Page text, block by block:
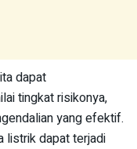
dapat
tingkat risikonya,
yang efektif.
listrik dapat terjadi